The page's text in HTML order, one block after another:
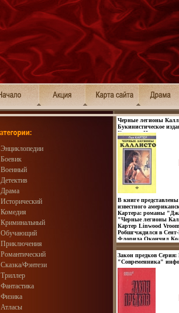
Энциклопедии
Боевик
Военный
Детектив
Драма
Исторический
Комедия
Криминальный
Обучающий
Приключения
Романтический
Сказка/Фэнтези
Триллер
Фантастика
Физика
Атласы
Черные легионы
Букинистическое
Хорошая
1992 г Твердый
50000 экз Формат:
инфо 11922y.
В книге представлены
известного
Картера: романы
"Черные легионы
Картер Linwood
Робшгчждился в
Флорида Окончил
университет, работал
агентстве, в 1969
издательства
известность прежде
популяризатор
критик - и .
Закон предков
"Современника" инфо